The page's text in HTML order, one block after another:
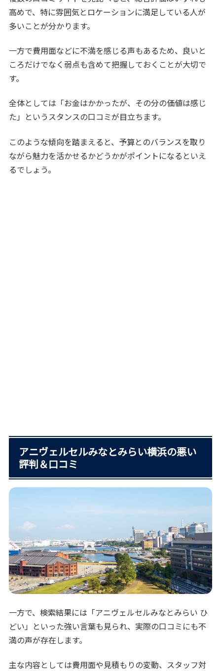
高めで、特に雰囲気とロケーションに満足している人が
多いことが分かります。
一方で費用面などに不満を感じる声もあるため、良いと
ころだけでなく弱点も含めて把握しておくことが大切で
す。
全体としては「お金はかかったが、その分の価値は感じ
た」というスタンスの口コミが目立ちます。
このような傾向を踏まえると、予算とのバランスを取り
ながら魅力を活かせるかどうかがポイントになるといえ
るでしょう。
アニヴェルセルみなとみらい横浜の悪い
評判＆口コミ
一方で、検索結果には「アニヴェルセルみなとみらい ひ
どい」といった強い言葉も見られ、実際の口コミにも不
満の声が存在します。
主な内容としては費用面や見積もりの変動、スタッフ対